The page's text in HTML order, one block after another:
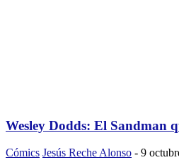
Wesley Dodds: El Sandman
Cómics Jesús Reche Alonso - 9